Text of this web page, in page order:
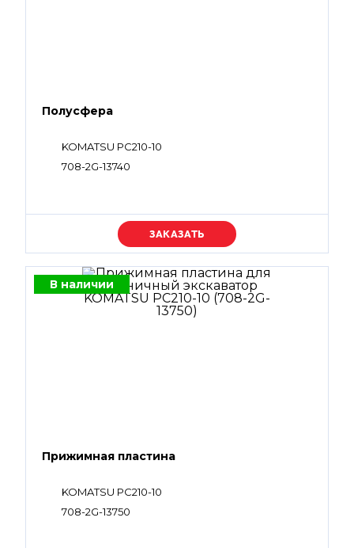
Полусфера
KOMATSU PC210-10
708-2G-13740
Уточняйте цену
В наличии
Прижимная пластина
KOMATSU PC210-10
708-2G-13750